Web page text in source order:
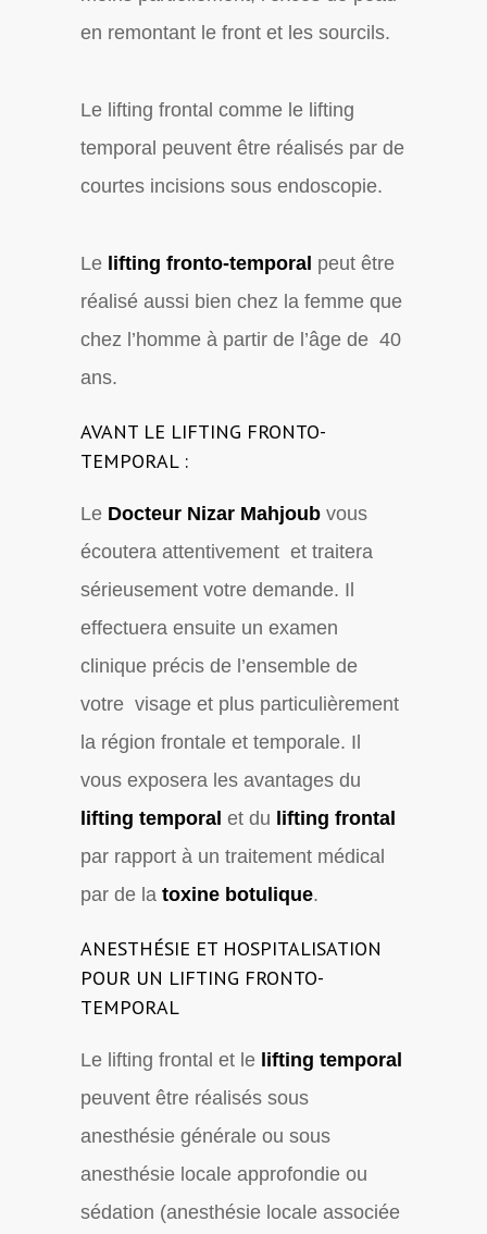
en remontant le front et les sourcils.
Le lifting frontal comme le lifting
temporal peuvent être réalisés par de
courtes incisions sous endoscopie.
Le lifting fronto-temporal peut être
réalisé aussi bien chez la femme que
chez l’homme à partir de l’âge de 40
ans.
AVANT LE LIFTING FRONTO-
TEMPORAL :
Le Docteur Nizar Mahjoub vous
écoutera attentivement et traitera
sérieusement votre demande. Il
effectuera ensuite un examen
clinique précis de l’ensemble de
votre visage et plus particulièrement
la région frontale et temporale. Il
vous exposera les avantages du
lifting temporal et du lifting frontal
par rapport à un traitement médical
par de la toxine botulique.
ANESTHÉSIE ET HOSPITALISATION
POUR UN LIFTING FRONTO-
TEMPORAL
Le lifting frontal et le lifting temporal
peuvent être réalisés sous
anesthésie générale ou sous
anesthésie locale approfondie ou
sédation (anesthésie locale associée